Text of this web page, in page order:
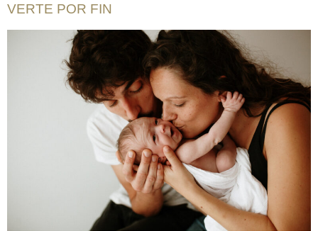
VERTE POR FIN